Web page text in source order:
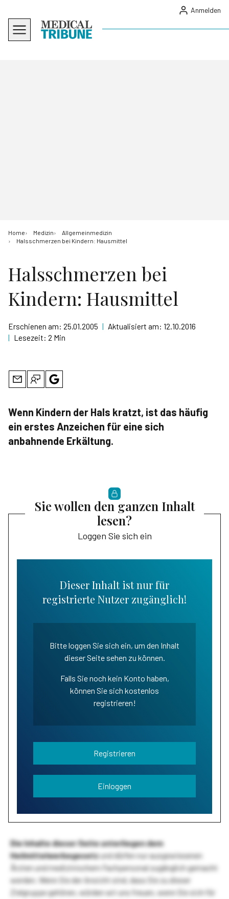
Anmelden
Home Medizin
Allgemeinmedizin
Halsschmerzen bei Kindern: Hausmittel
Halsschmerzen bei
Kindern: Hausmittel
Erschienen am: 25.01.2005 | Aktualisiert am: 12.10.2016
| Lesezeit: 2 Min
Wenn Kindern der Hals kratzt, ist das häufig
ein erstes Anzeichen für eine sich
anbahnende Erkältung.
Sie wollen den ganzen Inhalt
lesen?
Loggen Sie sich ein
Dieser Inhalt ist nur für
registrierte Nutzer zugänglich!
Bitte loggen Sie sich ein, um den Inhalt
dieser Seite sehen zu können.
Falls Sie noch kein Konto haben,
können Sie sich kostenlos
registrieren!
Registrieren
Einloggen
Die Inhalte dieser Seite unterliegen dem
Heilmittelwerbegesetzund dürfen nur ausgewiesenen
Ärzten und medizinischem Fachpersonal zugänglich gemacht
werden. Wenn Sie der Ansicht sind, dass Sie zu dieser
Zielgruppe gehören, würden wir uns freuen, wenn Sie sich für